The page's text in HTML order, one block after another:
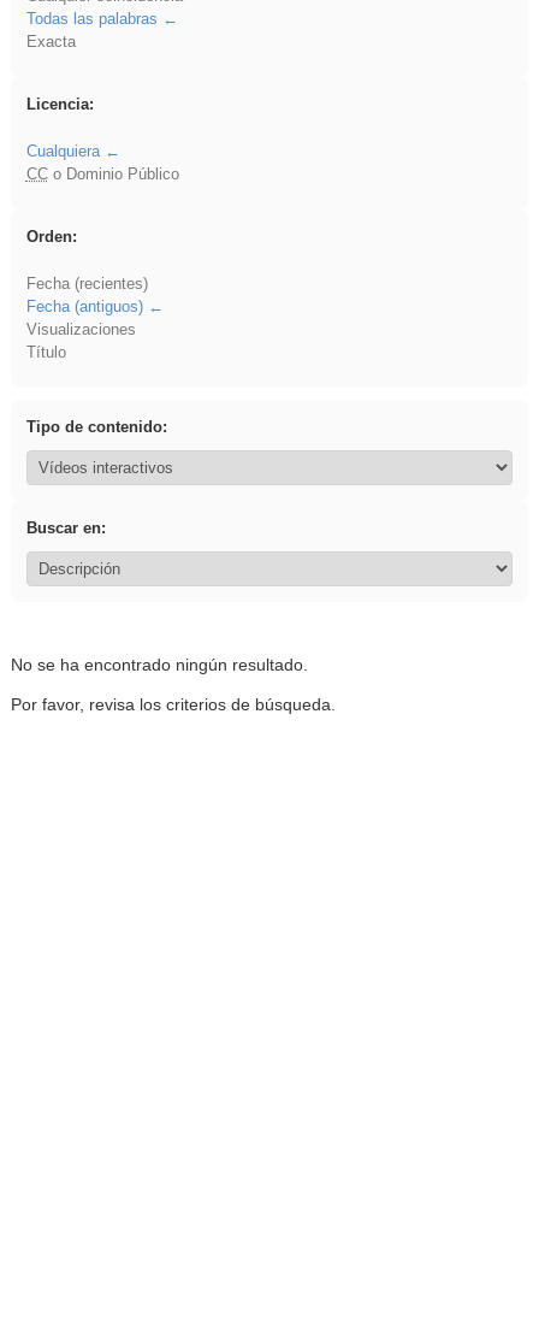
Todas las palabras
Exacta
Licencia:
Cualquiera
CCo Dominio Público
Orden:
Fecha (recientes)
Fecha (antiguos)
Visualizaciones
Título
Tipo de contenido:
Buscar en:
No se ha encontrado ningún resultado.
Por favor, revisa los criterios de búsqueda.